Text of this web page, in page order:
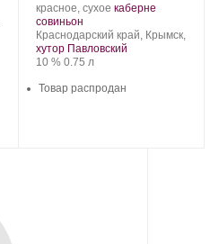
Производитель:
Olymp
Winery.
красное, сухое .
винограда:
каберне
совиньон.
Регион:
Краснодарский край, Крымск,
хутор Павловский
Крепость
10 %. Объем
0.75 л
Товар распродан